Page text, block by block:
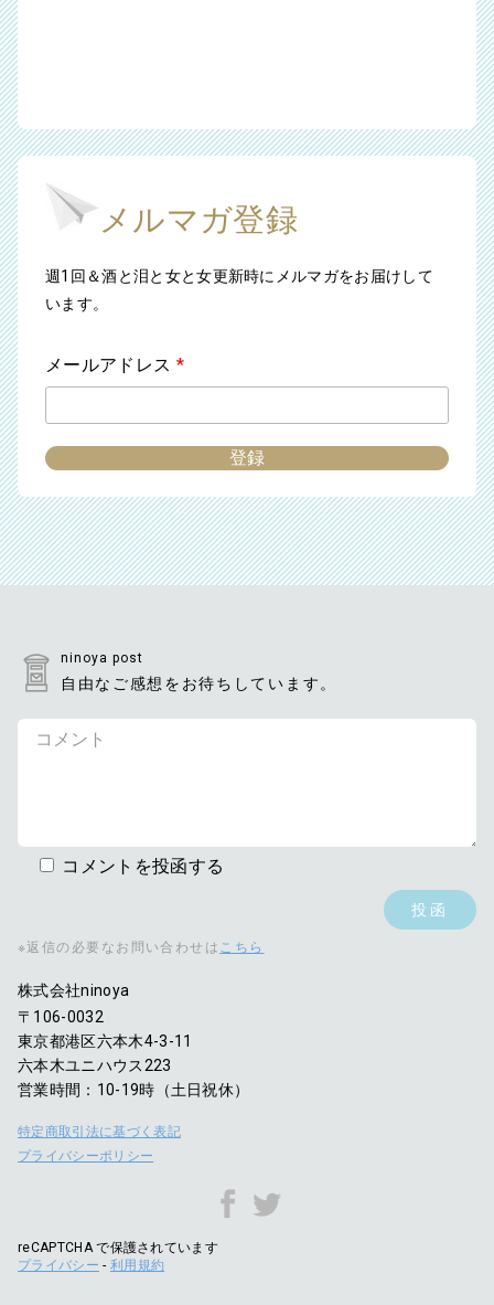
メルマガ登録
週1回＆酒と泪と女と女更新時にメルマガをお届けして
います。
メールアドレス *
ninoya post
自由なご感想をお待ちしています。
コメントを投函する
※返信の必要なお問い合わせは こちら
株式会社ninoya
〒106-0032
東京都港区六本木4-3-11
六本木ユニハウス223
営業時間：10-19時（土日祝休）
特定商取引法に基づく表記
プライバシーポリシー
reCAPTCHA で保護されています
プライバシー - 利用規約